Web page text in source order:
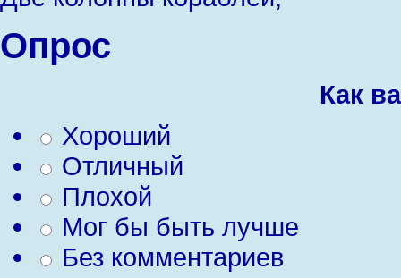
Опрос
Как
Хороший
Отличный
Плохой
Мог бы быть лучше
Без комментариев